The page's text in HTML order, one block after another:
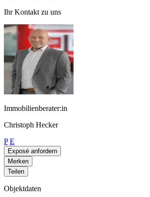
Ihr Kontakt zu uns
Immobilienberater:in
Christoph Hecker
P E
Exposé anfordern
Merken
Teilen
Objektdaten